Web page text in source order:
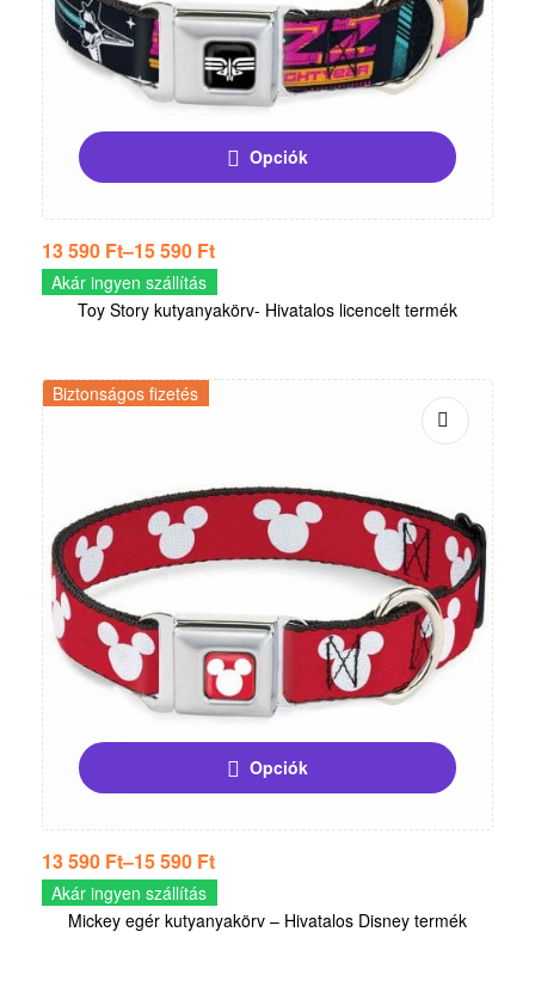
Opciók
13 590 Ft–15 590 Ft
Akár ingyen szállítás
Toy Story kutyanyakörv- Hivatalos licencelt termék
Biztonságos fizetés
Opciók
13 590 Ft–15 590 Ft
Akár ingyen szállítás
Mickey egér kutyanyakörv – Hivatalos Disney termék